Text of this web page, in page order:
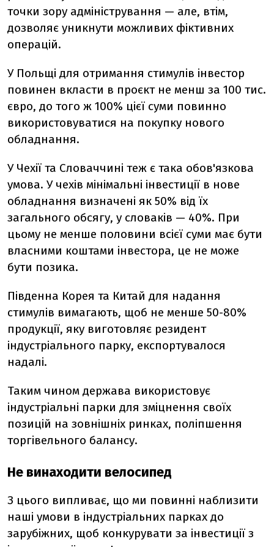
точки зору адміністрування — але, втім,
дозволяє уникнути можливих фіктивних
операцій.
У Польщі для отримання стимулів інвестор
повинен вкласти в проєкт не менш за 100 тис.
євро, до того ж 100% цієї суми повинно
використовуватися на покупку нового
обладнання.
У Чехії та Словаччині теж є така обов'язкова
умова. У чехів мінімальні інвестиції в нове
обладнання визначені як 50% від їх
загального обсягу, у словаків — 40%. При
цьому не менше половини всієї суми має бути
власними коштами інвестора, це не може
бути позика.
Південна Корея та Китай для надання
стимулів вимагають, щоб не менше 50-80%
продукції, яку виготовляє резидент
індустріального парку, експортувалося
надалі.
Таким чином держава використовує
індустріальні парки для зміцнення своїх
позицій на зовнішніх ринках, поліпшення
торгівельного балансу.
Не винаходити велосипед
З цього випливає, що ми повинні наблизити
наші умови в індустріальних парках до
зарубіжних, щоб конкурувати за інвестиції з